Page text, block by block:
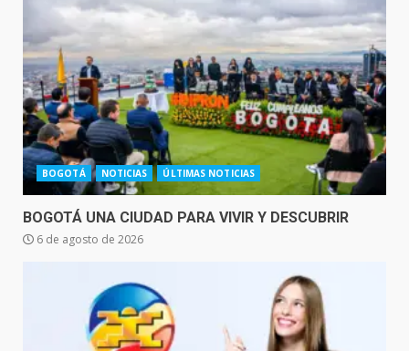
BOGOTÁ NOTICIAS ÚLTIMAS NOTICIAS
BOGOTÁ UNA CIUDAD PARA VIVIR Y DESCUBRIR
6 de agosto de 2026